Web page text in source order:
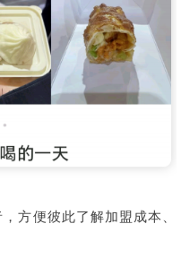
方便彼此了解加盟成本、